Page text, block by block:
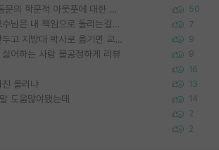
포스텍 억까에 대해 (동문의 학문적 아웃풋에 대한 반박) 50
왜 후배가 못하는걸 교수님은 내 책임으로 돌리는걸까요? 7
SSH 박사과정을 그만두고 지방대 박사로 옮기면 교수의 꿈은 끝일까요? 9
어하는 사람 불공정하게 리뷰 9
16
올리냐 13
도움많이됐는데 14
2
2